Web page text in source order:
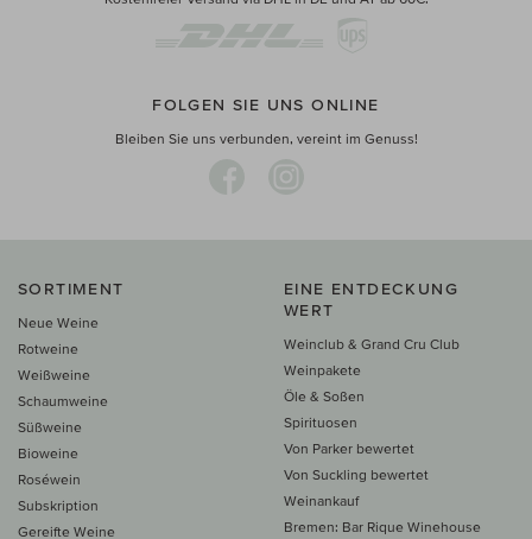
FOLGEN SIE UNS ONLINE
Bleiben Sie uns verbunden, vereint im Genuss!
SORTIMENT
Neue Weine
Rotweine
Weißweine
Schaumweine
Süßweine
Bioweine
Roséwein
Subskription
Gereifte Weine
EINE ENTDECKUNG
WERT
Weinclub & Grand Cru Club
Weinpakete
Öle & Soßen
Spirituosen
Von Parker bewertet
Von Suckling bewertet
Weinankauf
Bremen: Bar Rique Winehouse